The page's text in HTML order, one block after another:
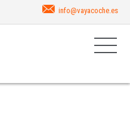
info@vayacoche.es